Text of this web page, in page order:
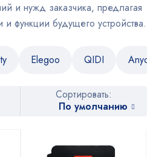
и нужд заказчика, предлагая
функции будущего устройства.
Elegoo QIDI
Сортировать:
По умолчанию